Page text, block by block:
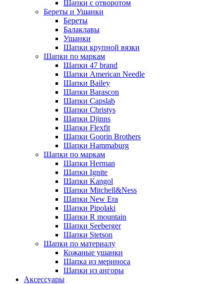
Шапки с отворотом
Береты и Ушанки
Береты
Балаклавы
Ушанки
Шапки крупной вязки
Шапки по маркам
Шапки 47 brand
Шапки American Needle
Шапки Bailey
Шапки Barascon
Шапки Capslab
Шапки Christys
Шапки Djinns
Шапки Flexfit
Шапки Goorin Brothers
Шапки Hammaburg
Шапки по маркам
Шапки Herman
Шапки Ignite
Шапки Kangol
Шапки Mitchell&Ness
Шапки New Era
Шапки Pipolaki
Шапки R mountain
Шапки Seeberger
Шапки Stetson
Шапки по материалу
Кожаные ушанки
Шапка из мериноса
Шапки из ангоры
Аксессуары